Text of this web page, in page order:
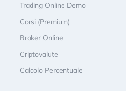
Trading Online Demo
Corsi (Premium)
Broker Online
Criptovalute
Calcolo Percentuale